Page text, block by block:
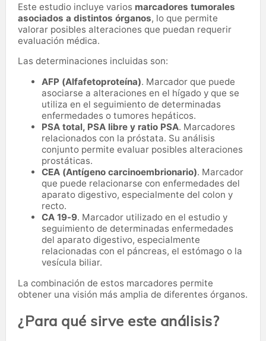
Este estudio incluye varios marcadores tumorales
asociados a distintos órganos, lo que permite
valorar posibles alteraciones que puedan requerir
evaluación médica.
Las determinaciones incluidas son:
AFP (Alfafetoproteína). Marcador que puede
asociarse a alteraciones en el hígado y que se
utiliza en el seguimiento de determinadas
enfermedades o tumores hepáticos.
PSA total, PSA libre y ratio PSA. Marcadores
relacionados con la próstata. Su análisis
conjunto permite evaluar posibles alteraciones
prostáticas.
CEA (Antígeno carcinoembrionario). Marcador
que puede relacionarse con enfermedades del
aparato digestivo, especialmente del colon y
recto.
CA 19-9. Marcador utilizado en el estudio y
seguimiento de determinadas enfermedades
del aparato digestivo, especialmente
relacionadas con el páncreas, el estómago o la
vesícula biliar.
La combinación de estos marcadores permite
obtener una visión más amplia de diferentes órganos.
¿Para qué sirve este análisis?